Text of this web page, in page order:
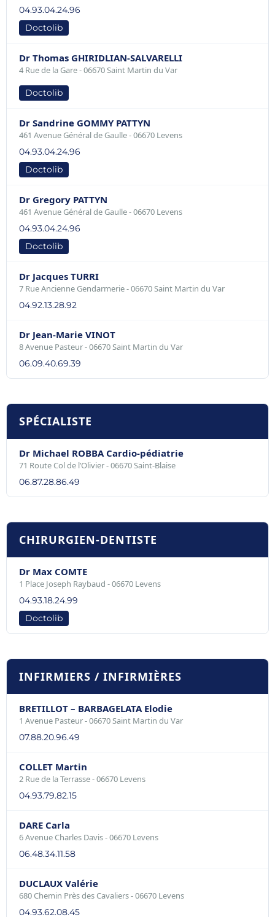
04.93.04.24.96
Doctolib
Dr Thomas GHIRIDLIAN-SALVARELLI
4 Rue de la Gare - 06670 Saint Martin du Var
Doctolib
Dr Sandrine GOMMY PATTYN
461 Avenue Général de Gaulle - 06670 Levens
04.93.04.24.96
Doctolib
Dr Gregory PATTYN
461 Avenue Général de Gaulle - 06670 Levens
04.93.04.24.96
Doctolib
Dr Jacques TURRI
7 Rue Ancienne Gendarmerie - 06670 Saint Martin du Var
04.92.13.28.92
Dr Jean-Marie VINOT
8 Avenue Pasteur - 06670 Saint Martin du Var
06.09.40.69.39
SPÉCIALISTE
Dr Michael ROBBA Cardio-pédiatrie
71 Route Col de l’Olivier - 06670 Saint-Blaise
06.87.28.86.49
CHIRURGIEN-DENTISTE
Dr Max COMTE
1 Place Joseph Raybaud - 06670 Levens
04.93.18.24.99
Doctolib
INFIRMIERS / INFIRMIÈRES
BRETILLOT – BARBAGELATA Elodie
1 Avenue Pasteur - 06670 Saint Martin du Var
07.88.20.96.49
COLLET Martin
2 Rue de la Terrasse - 06670 Levens
04.93.79.82.15
DARE Carla
6 Avenue Charles Davis - 06670 Levens
06.48.34.11.58
DUCLAUX Valérie
680 Chemin Près des Cavaliers - 06670 Levens
04.93.62.08.45